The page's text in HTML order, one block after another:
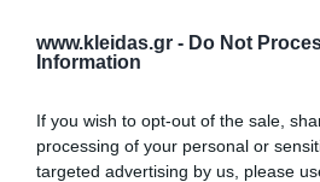
www.kleidas.gr - Do Not
Information
If you wish to opt-out of the sale,
processing of your personal or
targeted advertising by us, please
Εγγεγραμμένος
'Έντυπα-Βιβλία Σχολικών